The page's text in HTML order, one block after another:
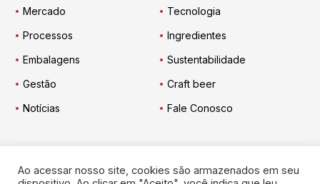
Mercado
Tecnologia
Processos
Ingredientes
Embalagens
Sustentabilidade
Gestão
Craft beer
Notícias
Fale Conosco
Engarrafador Moderno nas Redes:
Ao acessar nosso site, cookies são armazenados em seu